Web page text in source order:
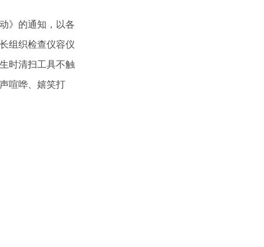
》的通知，以各
组织检查仪容仪
时清扫工具不触
喧哗、嬉笑打